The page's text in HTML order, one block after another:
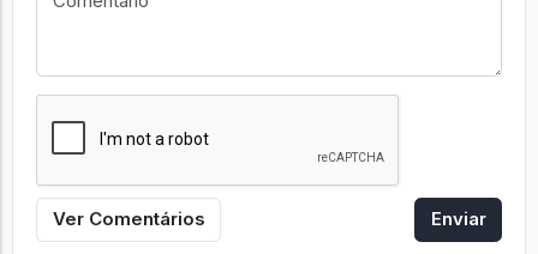
Ver Comentários Enviar